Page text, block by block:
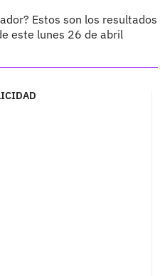
Estos son los resultados
este lunes 26 de abril